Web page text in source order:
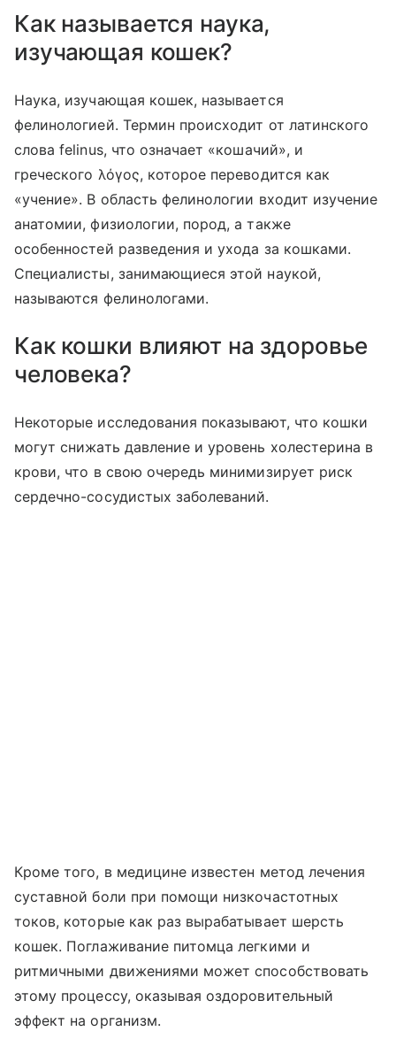
Как называется наука,
изучающая кошек?
Наука, изучающая кошек, называется
фелинологией. Термин происходит от латинского
слова felinus, что означает «кошачий», и
греческого λόγος, которое переводится как
«учение». В область фелинологии входит изучение
анатомии, физиологии, пород, а также
особенностей разведения и ухода за кошками.
Специалисты, занимающиеся этой наукой,
называются фелинологами.
Как кошки влияют на здоровье
человека?
Некоторые исследования показывают, что кошки
могут снижать давление и уровень холестерина в
крови, что в свою очередь минимизирует риск
сердечно-сосудистых заболеваний.
Кроме того, в медицине известен метод лечения
суставной боли при помощи низкочастотных
токов, которые как раз вырабатывает шерсть
кошек. Поглаживание питомца легкими и
ритмичными движениями может способствовать
этому процессу, оказывая оздоровительный
эффект на организм.